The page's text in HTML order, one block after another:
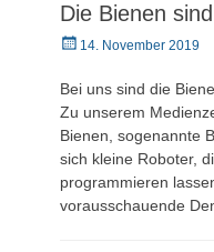
Die Bienen
Veröffentlicht
14. November 2019
Bei uns sind die
Zu unserem
Bienen, sogenannte
sich kleine Roboter,
programmieren
vorausschauende